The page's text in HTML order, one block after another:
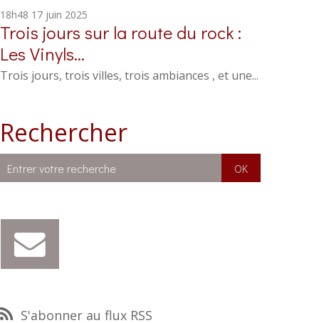
18h48 17 juin 2025
Trois jours sur la route du rock :
Les Vinyls...
Trois jours, trois villes, trois ambiances , et une...
Rechercher
S'abonner au flux RSS